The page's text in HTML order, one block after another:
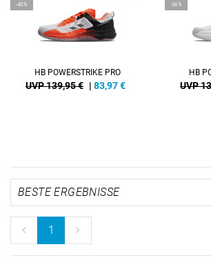
-40%
HB POWERSTRIKE PRO
UVP 139,95 € | 83,97€
-36%
HB
UVP
1